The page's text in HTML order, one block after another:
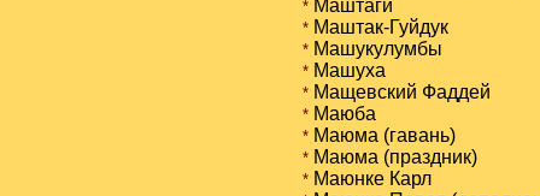
*Маштаги
*Маштак-Гуйдук
*Машукулумбы
*Машуха
*Мащевский Фаддей
*Маюба
*Маюма (гавань)
*Маюма (праздник)
*Маюнке Карл